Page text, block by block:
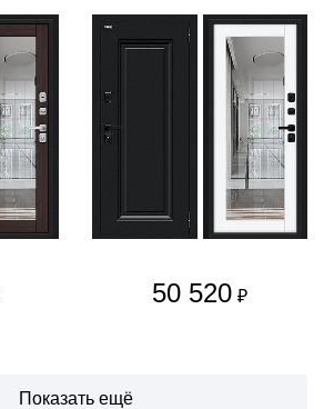
50 520 ₽
Показать ещё